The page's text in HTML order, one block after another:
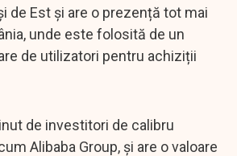
de Est și are o prezență tot mai
unde este folosită de un
de utilizatori pentru achiziții
de investitori de calibru
Alibaba Group, și are o valoare